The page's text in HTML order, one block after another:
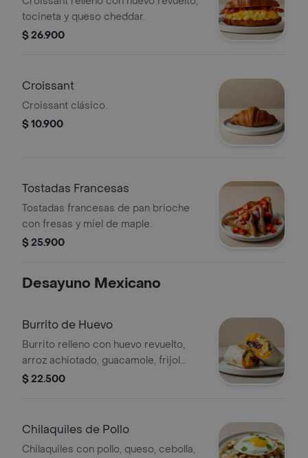
tocineta y queso cheddar.
$ 26.900
Croissant
Croissant clásico.
$ 10.900
Tostadas Francesas
Tostadas francesas de pan brioche
con fresas y miel de maple.
$ 25.900
Desayuno Mexicano
Burrito de Huevo
Burrito relleno con huevo revuelto,
arroz achiotado, guacamole, frijol
negro, pico de gallo, queso y salsa
$ 22.500
Chilaquiles de Pollo
Chilaquiles con pollo, queso, cebolla,